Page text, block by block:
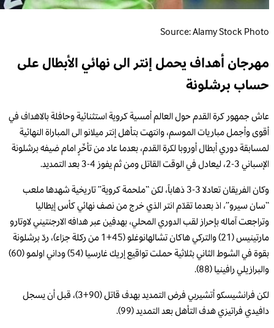
Source: Alamy Stock Photo
مهرجان أهداف يحمل إنتر الى نهائي الأبطال على
حساب برشلونة
عاش جمهور كرة القدم حول العالم أمسية كروية استثنائية وحافلة بالاهداف في
أقوى وأجمل مباريات الموسم، وانتهت بتأهل إنتر ميلانو الى المباراة النهائية
لمسابقة دوري أبطال أوروبا لكرة القدم، بعدما عاد من تأخّرٍ امام ضيفه برشلونة
الإسباني 3-2، ليعادل في الوقت القاتل ومن ثم يفوز 4-3 بعد التمديد.
وكان الفريقان تعادلا 3-3 ذهاباً، لكن “ملحمة كروية” تاريخية شهدها ملعب
“سان سيرو”، اذ بعدما تقدّم انتر الذي خرج من نصف نهائي كأس إيطاليا
وتراجعت آماله بإحراز لقب الدوري المحلي، بهدفين عبر هدافه الارجنتيني لاوتارو
مارتينيس (21) والتركي هاكان تشالهانوغلو (45+1 من ركلة جزاء)، ردّ برشلونة
بقوة في الشوط الثاني بثلاثية حملت تواقيع إريك غارسيا (54) وداني اولمو (60)
والبرازيلي رافينيا (88).
لكن فرانشيسكو أتشيربي فرض التمديد بهدف قاتل (90+3)، قبل أن يسجل
دافيدي فراتيزي هدف التأهل بعد التمديد (99).